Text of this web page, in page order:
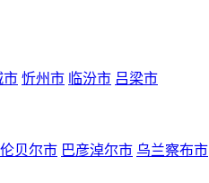
市 忻州市 临汾市 吕梁市
贝尔市 巴彦淖尔市 乌兰察布市